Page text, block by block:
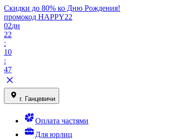
Скидки до 80% ко Дню Рождения!
промокод HAPPY22
02дн
22
:
10
:
47
г. Ганцевичи
Оплата частями
Для юрлиц